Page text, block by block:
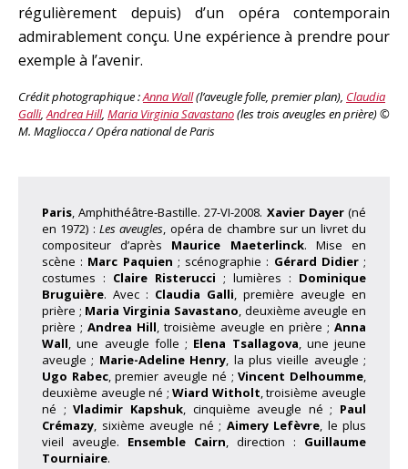
régulièrement depuis) d’un opéra contemporain
admirablement conçu. Une expérience à prendre pour
exemple à l’avenir.
Crédit photographique :Anna Wall(l’aveugle folle, premier plan), Claudia
Galli,Andrea Hill, Maria Virginia Savastano(les trois aveugles en prière) ©
M. Magliocca / Opéra national de Paris
Paris, Amphithéâtre-Bastille. 27-VI-2008. Xavier Dayer(né
en 1972) :Les aveugles, opéra de chambre sur un livret du
compositeur d’après Maurice Maeterlinck. Mise en
scène : Marc Paquien ; scénographie : Gérard Didier;
costumes : Claire Risterucci ; lumières : Dominique
Bruguière. Avec : Claudia Galli, première aveugle en
prière ; Maria Virginia Savastano, deuxième aveugle en
prière ; Andrea Hill, troisième aveugle en prière ; Anna
Wall, une aveugle folle ; Elena Tsallagova, une jeune
aveugle ; Marie-Adeline Henry, la plus vieille aveugle ;
Ugo Rabec, premier aveugle né ;Vincent Delhoumme,
deuxième aveugle né ;Wiard Witholt, troisième aveugle
né ;Vladimir Kapshuk, cinquième aveugle né ; Paul
Crémazy, sixième aveugle né ; Aimery Lefèvre, le plus
vieil aveugle. Ensemble Cairn, direction : Guillaume
Tourniaire.